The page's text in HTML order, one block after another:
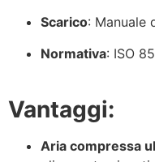
Scarico: Manuale
Normativa: ISO
Vantaggi:
Aria compressa